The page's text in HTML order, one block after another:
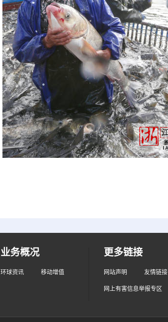
业务概况
环球资讯 移动增值
更多链接
网站声明 友情链接
网上有害信息举报专区